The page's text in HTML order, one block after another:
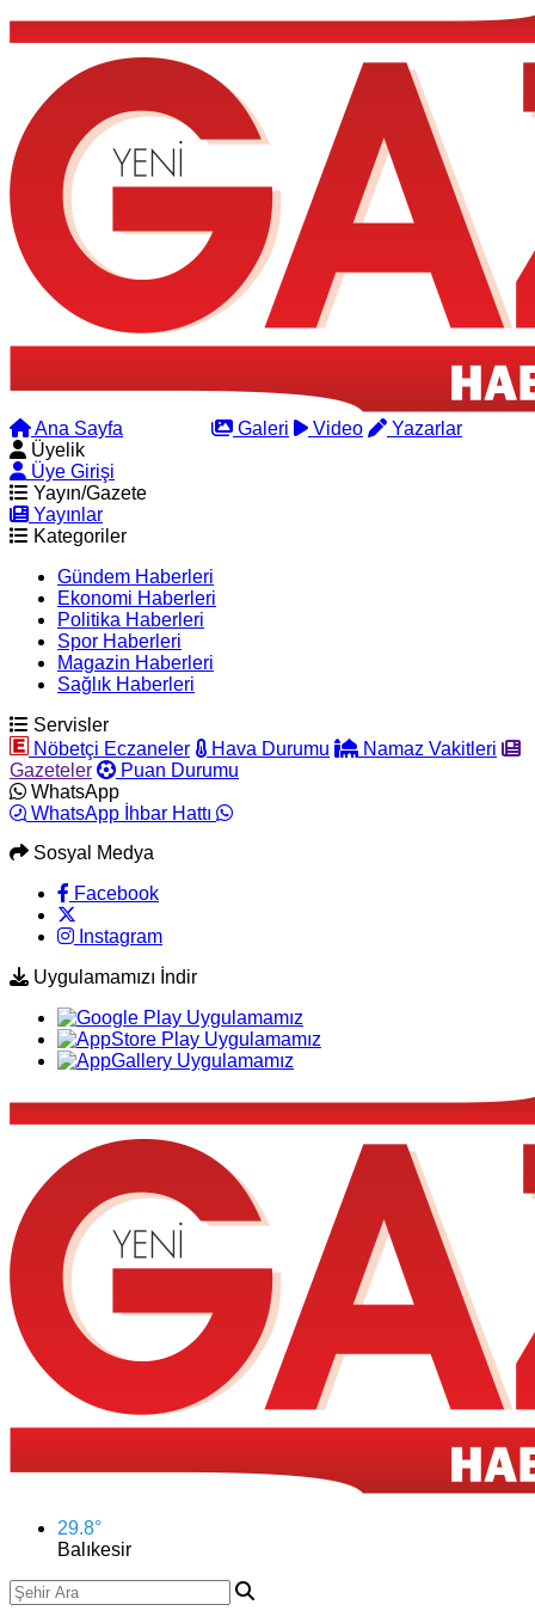
Ana Sayfa Galeri Video
Yazarlar
Üyelik
Üye Girişi
Yayın/Gazete
Yayınlar
Kategoriler
Gündem Haberleri
Ekonomi Haberleri
Politika Haberleri
Spor Haberleri
Magazin Haberleri
Sağlık Haberleri
Servisler
Nöbetçi Eczaneler
Hava Durumu
Namaz Vakitleri
Gazeteler
Puan Durumu
WhatsApp
WhatsApp İhbar Hattı
Sosyal Medya
Facebook
Instagram
Uygulamamızı İndir
29.8°
Balıkesir